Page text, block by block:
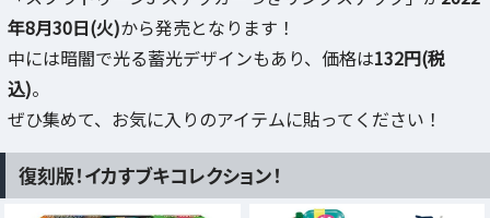
年8月30日(火)から発売となります！
中には暗闇で光る蓄光デザインもあり、価格は132円(税
込)。
ぜひ集めて、お気に入りのアイテムに貼ってください！
復刻版！イカすブキコレクション！